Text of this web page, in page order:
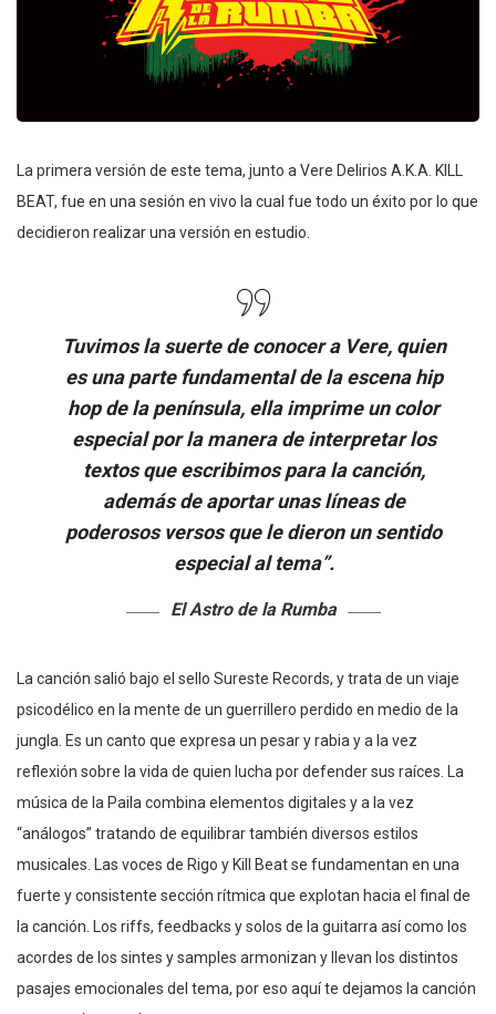
La primera versión de este tema, junto a Vere Delirios A.K.A. KILL
BEAT, fue en una sesión en vivo la cual fue todo un éxito por lo que
decidieron realizar una versión en estudio.
Tuvimos la suerte de conocer a Vere, quien
es una parte fundamental de la escena hip
hop de la península, ella imprime un color
especial por la manera de interpretar los
textos que escribimos para la canción,
además de aportar unas líneas de
poderosos versos que le dieron un sentido
especial al tema”.
El Astro de la Rumba
La canción salió bajo el sello Sureste Records, y trata de un viaje
psicodélico en la mente de un guerrillero perdido en medio de la
jungla. Es un canto que expresa un pesar y rabia y a la vez
reflexión sobre la vida de quien lucha por defender sus raíces. La
música de la Paila combina elementos digitales y a la vez
“análogos” tratando de equilibrar también diversos estilos
musicales. Las voces de Rigo y Kill Beat se fundamentan en una
fuerte y consistente sección rítmica que explotan hacia el final de
la canción. Los riffs, feedbacks y solos de la guitarra así como los
acordes de los sintes y samples armonizan y llevan los distintos
pasajes emocionales del tema, por eso aquí te dejamos la canción